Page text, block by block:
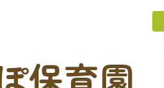
保育園